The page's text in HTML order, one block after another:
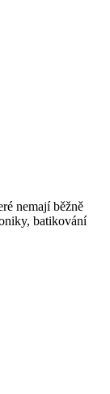
nemají běžně
batikování